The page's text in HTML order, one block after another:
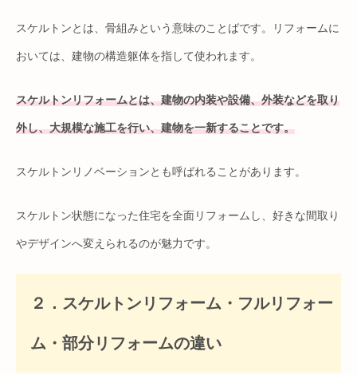
スケルトンとは、骨組みという意味のことばです。リフォームに
おいては、建物の構造躯体を指して使われます。
スケルトンリフォームとは、建物の内装や設備、外装などを取り
外し、大規模な施工を行い、建物を一新することです。
スケルトンリノベーションとも呼ばれることがあります。
スケルトン状態になった住宅を全面リフォームし、好きな間取り
やデザインへ変えられるのが魅力です。
２．スケルトンリフォーム・フルリフォー
ム・部分リフォームの違い